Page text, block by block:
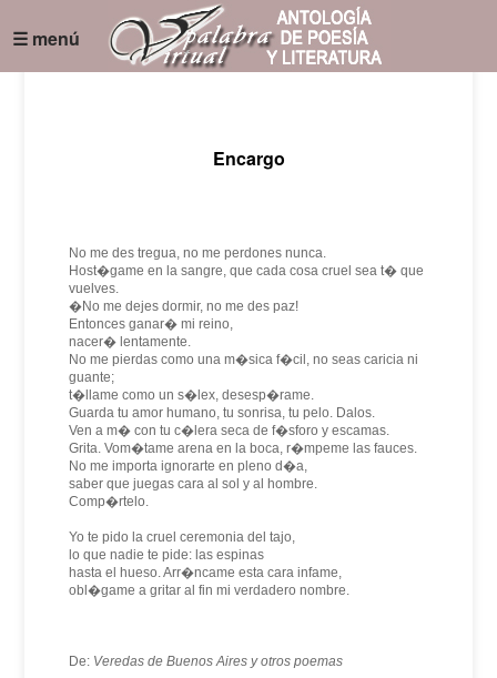
☰ menú
Encargo
No me des tregua, no me perdones nunca.
Host�game en la sangre, que cada cosa cruel sea t� que
vuelves.
�No me dejes dormir, no me des paz!
Entonces ganar� mi reino,
nacer� lentamente.
No me pierdas como una m�sica f�cil, no seas caricia ni
guante;
t�llame como un s�lex, desesp�rame.
Guarda tu amor humano, tu sonrisa, tu pelo. Dalos.
Ven a m� con tu c�lera seca de f�sforo y escamas.
Grita. Vom�tame arena en la boca, r�mpeme las fauces.
No me importa ignorarte en pleno d�a,
saber que juegas cara al sol y al hombre.
Comp�rtelo.
Yo te pido la cruel ceremonia del tajo,
lo que nadie te pide: las espinas
hasta el hueso. Arr�ncame esta cara infame,
obl�game a gritar al fin mi verdadero nombre.
De: Veredas de Buenos Aires y otros poemas